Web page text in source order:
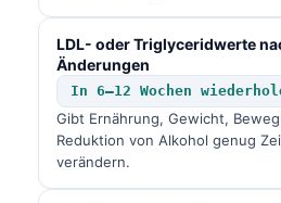
LDL- oder Triglyceridwerte
Änderungen
In 6–12 Wochen
Gibt Ernährung, Gewicht,
Reduktion von Alkohol genug
verändern.
Eesti
日本語
Čeština
ქართული
Русский
Lietuvių kalba